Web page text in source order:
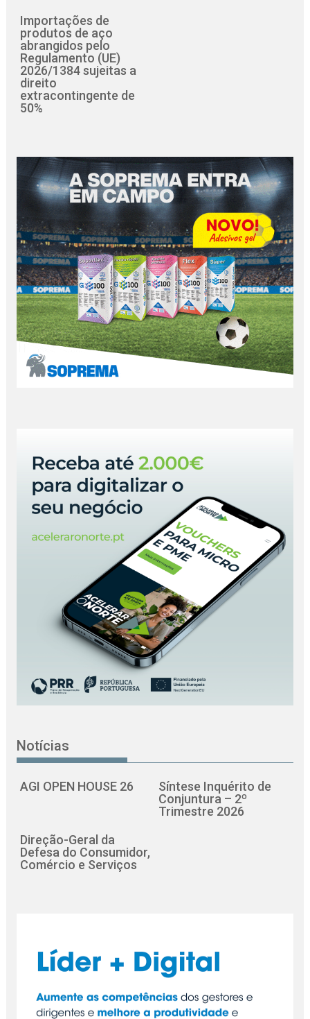
Importações de
produtos de aço
abrangidos pelo
Regulamento (UE)
2026/1384 sujeitas a
direito
extracontingente de
50%
Notícias
AGI OPEN HOUSE 26
Síntese Inquérito de
Conjuntura – 2º
Trimestre 2026
Direção-Geral da
Defesa do Consumidor,
Comércio e Serviços